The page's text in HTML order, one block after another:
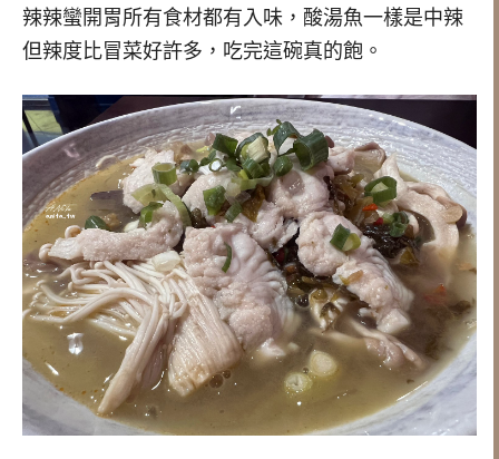
辣辣蠻開胃所有食材都有入味，酸湯魚一樣是中辣
但辣度比冒菜好許多，吃完這碗真的飽。